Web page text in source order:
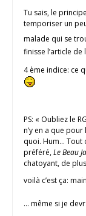
Tu sais, le
temporiser un
malade qui se
finisse l’article
4 ème indice: ce
PS: « Oubliez le
n’y en a que
quoi. Hum… Tout
préféré,Le Beau
chatoyant, de
voilà c’est ça:
… même si je